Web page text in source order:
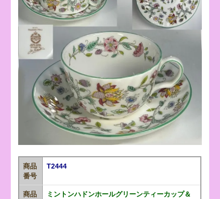
商品
番号
T2444
商品
ミントンハドンホールグリーンティーカップ＆